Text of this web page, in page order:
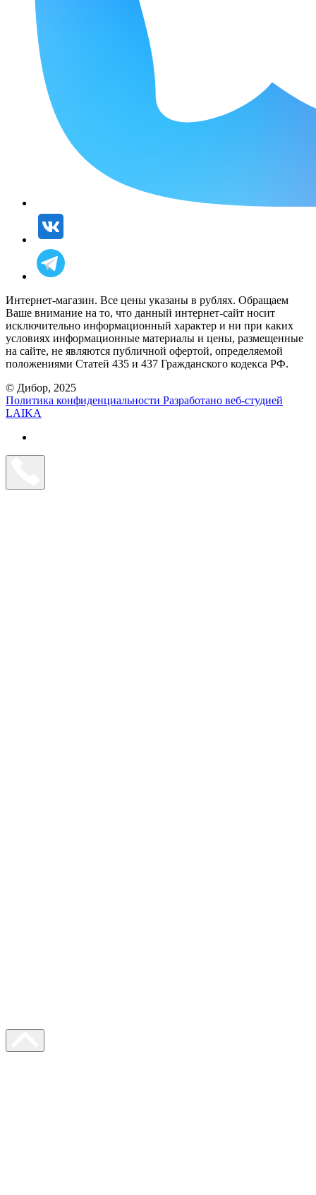
Интернет-магазин. Все цены указаны в рублях. Обращаем
Ваше внимание на то, что данный интернет-сайт носит
исключительно информационный характер и ни при каких
условиях информационные материалы и цены, размещенные
на сайте, не являются публичной офертой, определяемой
положениями Статей 435 и 437 Гражданского кодекса РФ.
© Дибор, 2025
Политика конфиденциальности Разработано веб-студией
LAIKA